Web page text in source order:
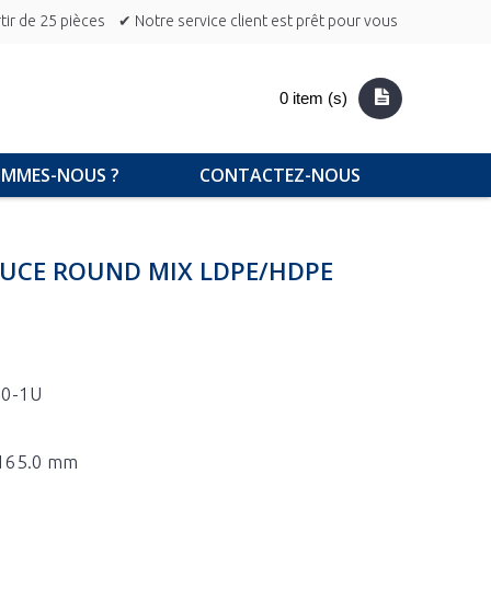
de 25 pièces ✔ Notre service client est prêt pour vous
0 item (s)
NOUS ? CONTACTEZ-NOUS
ROUND MIX LDPE/HDPE
1U
mm